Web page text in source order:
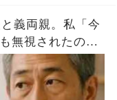
義両親。私「今
無視されたので
「...」完全無視す